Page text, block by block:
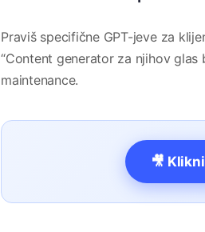
Praviš specifične GPT-jeve za
“Content generator za njihov glas
maintenance.
🎥